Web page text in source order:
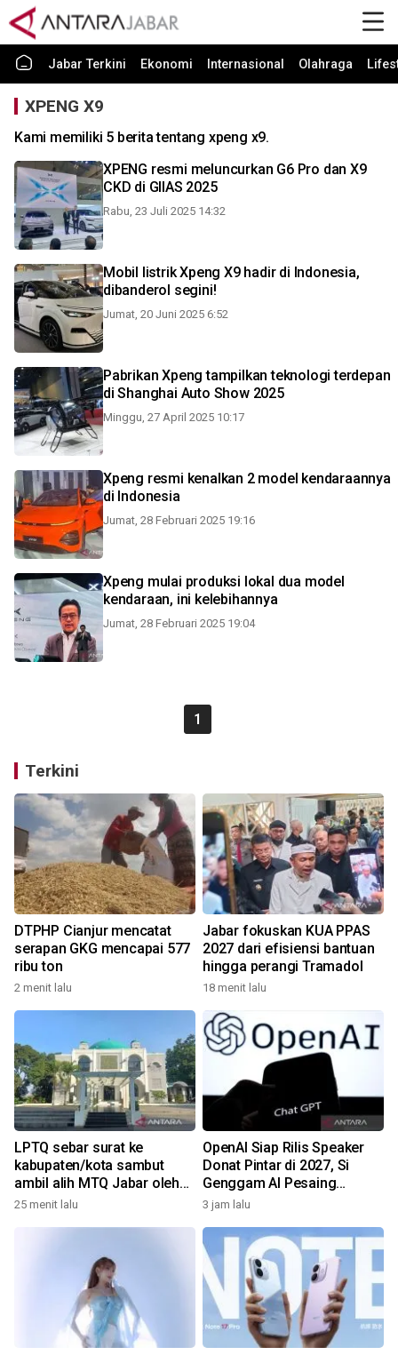
Jabar Terkini Ekonomi Internasional Olahraga
XPENG X9
Kami memiliki 5 berita tentang xpeng x9.
XPENG resmi meluncurkan G6 Pro dan X9
CKD di GIIAS 2025
Rabu, 23 Juli 2025 14:32
Mobil listrik Xpeng X9 hadir di Indonesia,
dibanderol segini!
Jumat, 20 Juni 2025 6:52
Pabrikan Xpeng tampilkan teknologi terdepan
di Shanghai Auto Show 2025
Minggu, 27 April 2025 10:17
Xpeng resmi kenalkan 2 model kendaraannya
di Indonesia
Jumat, 28 Februari 2025 19:16
Xpeng mulai produksi lokal dua model
kendaraan, ini kelebihannya
Jumat, 28 Februari 2025 19:04
1
Terkini
DTPHP Cianjur mencatat
serapan GKG mencapai 577
ribu ton
2 menit lalu
Jabar fokuskan KUA PPAS
2027 dari efisiensi bantuan
hingga perangi Tramadol
18 menit lalu
LPTQ sebar surat ke
kabupaten/kota sambut
ambil alih MTQ Jabar oleh
Pemprov
25 menit lalu
OpenAI Siap Rilis Speaker
Donat Pintar di 2027, Si
Genggam AI Pesaing
Google & Amazon!
3 jam lalu